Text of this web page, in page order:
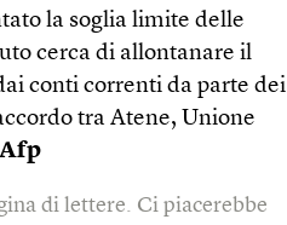
la soglia limite delle
cerca di allontanare il
conti correnti da parte dei
tra Atene, Unione
Afp
di lettere. Ci piacerebbe